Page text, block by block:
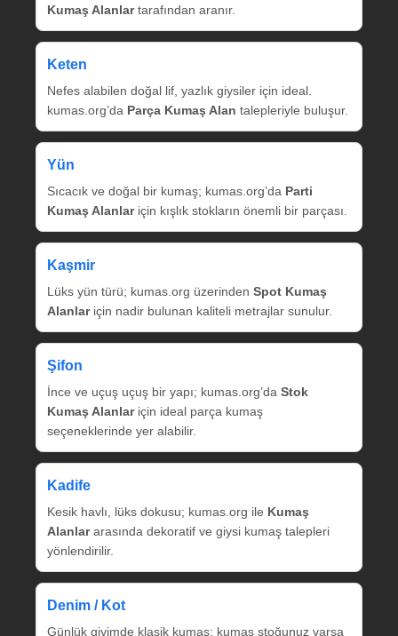
Kumaş Alanlartarafından aranır.
Keten
Nefes alabilen doğal lif, yazlık giysiler için ideal.
kumas.org’da Parça Kumaş Alan talepleriyle buluşur.
Yün
Sıcacık ve doğal bir kumaş; kumas.org’da Parti
Kumaş Alanlariçin kışlık stokların önemli bir parçası.
Kaşmir
Lüks yün türü; kumas.org üzerinden Spot Kumaş
Alanlariçin nadir bulunan kaliteli metrajlar sunulur.
Şifon
İnce ve uçuş uçuş bir yapı; kumas.org’da Stok
Kumaş Alanlariçin ideal parça kumaş
seçeneklerinde yer alabilir.
Kadife
Kesik havlı, lüks dokusu; kumas.org ile Kumaş
Alanlararasında dekoratif ve giysi kumaş talepleri
yönlendirilir.
Denim / Kot
Günlük giyimde klasik kumaş; kumaş stoğunuz varsa